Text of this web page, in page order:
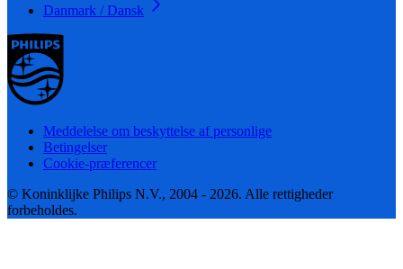
Danmark / Dansk
Meddelelse om beskyttelse af personlige
Betingelser
Cookie-præferencer
© Koninklijke Philips N.V., 2004 - 2026. Alle rettigheder
forbeholdes.